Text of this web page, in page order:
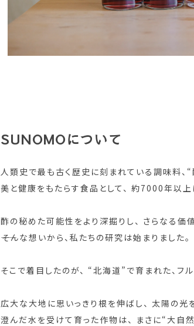
SUNOMOについて
人類史で最も古く歴史に刻まれている調味料、“
美と健康をもたらす食品として、 約7000年以上
酢の秘めた可能性をより深掘りし、 さらなる価
――そんな想いから、私たちの研究は始まりました。
そこで着目したのが、 “北海道”で育まれた、フ
広大な大地に思いっきり根を伸ばし、 太陽の光
澄んだ水を受けて育った作物は、 まさに“大自